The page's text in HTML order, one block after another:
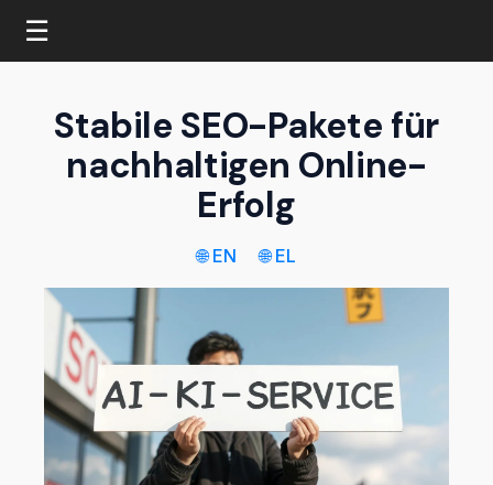
☰
Stabile SEO-Pakete für
nachhaltigen Online-
Erfolg
🌐 EN 🌐 EL